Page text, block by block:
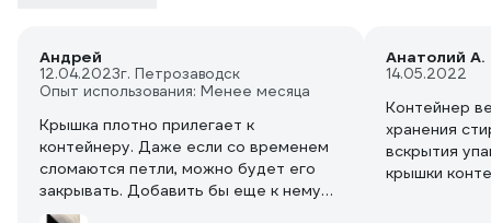
Андрей
12.04.2023г. Петрозаводск
Опыт использования: Менее месяца
Крышка плотно прилегает к
контейнеру. Даже если со временем
сломаются петли, можно будет его
закрывать. Добавить бы еще к нему
сразу мерную емкость какую-нибудь в
Анатолий А.
14.05.2022
Контейнер
хранения
вскрытия
крышки